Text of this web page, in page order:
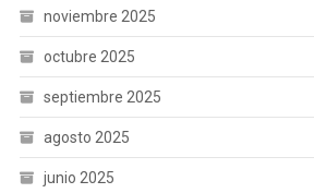
noviembre 2025
octubre 2025
septiembre 2025
agosto 2025
junio 2025